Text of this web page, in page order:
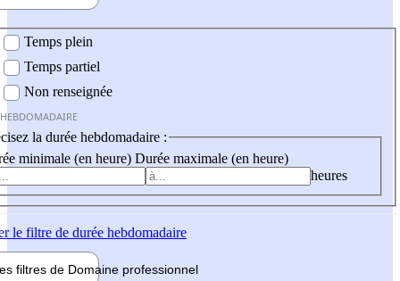
Temps plein
Temps partiel
Non renseignée
la durée hebdomadaire :
minimale (en heure) Durée maximale (en heure)
heures
le filtre de durée hebdomadaire
filtres de Domaine professionnel